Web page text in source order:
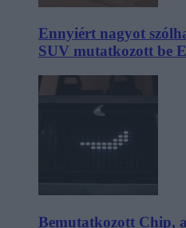
Ennyiért nagyot
SUV mutatkozott be
Bemutatkozott Chip,